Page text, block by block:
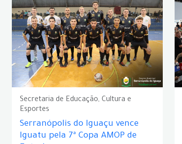
Secretaria de Educação, Cultura e
Esportes
Serranópolis do Iguaçu vence
Iguatu pela 7ª Copa AMOP de